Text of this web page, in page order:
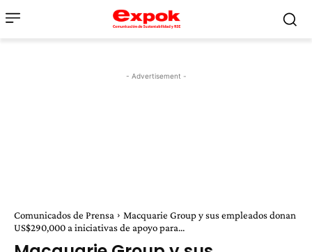
- Advertisement -
Comunicados de Prensa
Macquarie Group y sus empleados donan
US$290,000 a iniciativas de apoyo para...